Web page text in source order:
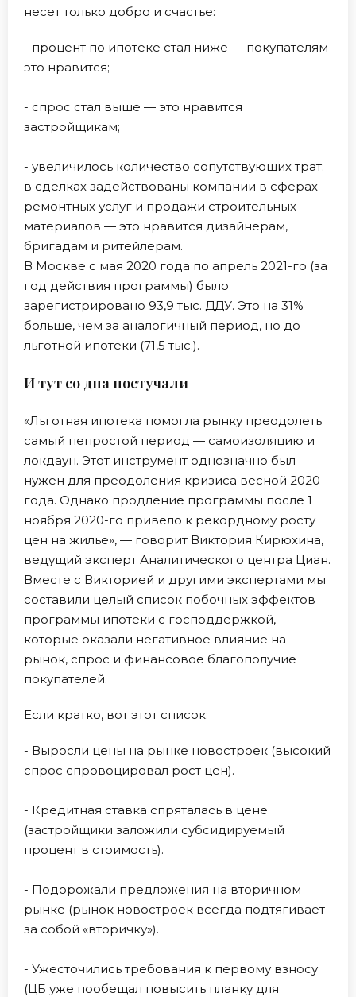
несет только добро и счастье:
- процент по ипотеке стал ниже — покупателям
это нравится;
- спрос стал выше — это нравится
застройщикам;
- увеличилось количество сопутствующих трат:
в сделках задействованы компании в сферах
ремонтных услуг и продажи строительных
материалов — это нравится дизайнерам,
бригадам и ритейлерам.
В Москве с мая 2020 года по апрель 2021-го (за
год действия программы) было
зарегистрировано 93,9 тыс. ДДУ. Это на 31%
больше, чем за аналогичный период, но до
льготной ипотеки (71,5 тыс.).
И тут со дна постучали
«Льготная ипотека помогла рынку преодолеть
самый непростой период — самоизоляцию и
локдаун. Этот инструмент однозначно был
нужен для преодоления кризиса весной 2020
года. Однако продление программы после 1
ноября 2020-го привело к рекордному росту
цен на жилье», — говорит Виктория Кирюхина,
ведущий эксперт Аналитического центра Циан.
Вместе с Викторией и другими экспертами мы
составили целый список побочных эффектов
программы ипотеки с господдержкой,
которые оказали негативное влияние на
рынок, спрос и финансовое благополучие
покупателей.
Если кратко, вот этот список:
- Выросли цены на рынке новостроек (высокий
спрос спровоцировал рост цен).
- Кредитная ставка спряталась в цене
(застройщики заложили субсидируемый
процент в стоимость).
- Подорожали предложения на вторичном
рынке (рынок новостроек всегда подтягивает
за собой «вторичку»).
- Ужесточились требования к первому взносу
(ЦБ уже пообещал повысить планку для